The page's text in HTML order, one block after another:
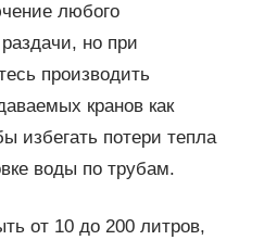
любого
но при
производить
кранов как
избегать потери тепла
воды по трубам.
от 10 до 200 литров,